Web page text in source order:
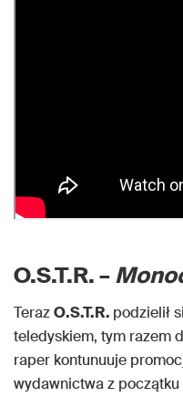
O.S.T.R. –
TerazO.S.T.R. podzielił
teledyskiem, tym razem
raper kontunuuje
wydawnictwa z